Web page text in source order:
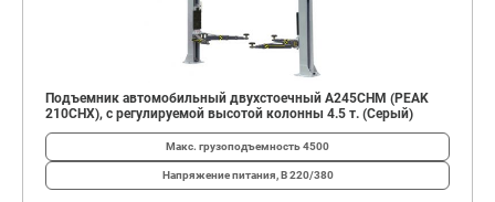
Подъемник автомобильный двухстоечный A245CHM (PEAK
210CHX), с регулируемой высотой колонны 4.5 т. (Серый)
Макс. грузоподъемность4500
Напряжение питания, В220/380